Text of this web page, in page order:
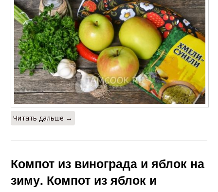
Читать дальше →
Компот из винограда и яблок на
зиму. Компот из яблок и